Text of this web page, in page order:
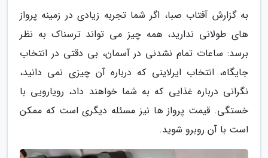
به گزارش آفتاب صبا، اگر شما تجربه زیادی در زمینه پرواز
های طولانی ندارید، همه چیز می تواند ترسناک به نظر
برسد: ساعات تمام نشدنی در آسمان، بی دقتی در انتخاب
جایگاه، انتخاب ایرلاینی که درباره آن چیزی نمی دانید،
نگرانی درباره غذایی که به شما خواهند داد، رویارویی با
خستگی. قیمت پرواز ها نیز مسئله دیگری است که ممکن
است با آن روبرو شوید.